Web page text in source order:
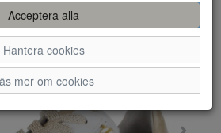
Acceptera alla
Hantera cookies
mer om cookies